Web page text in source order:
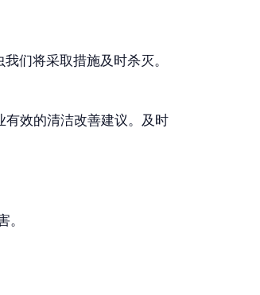
们将采取措施及时杀灭。
效的清洁改善建议。及时